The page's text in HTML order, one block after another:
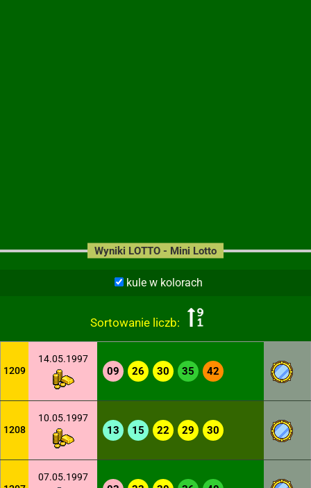
kule w kolorach
Sortowanie liczb:
Wyniki LOTTO - Mini Lotto
1209
14.05.1997
09 26 30 35 42
1208
10.05.1997
13 15 22 29 30
07.05.1997